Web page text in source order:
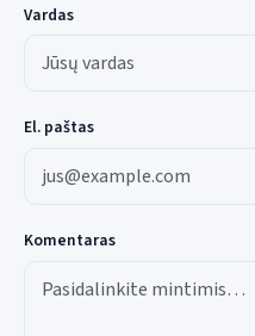
Vardas
El. paštas
Komentaras